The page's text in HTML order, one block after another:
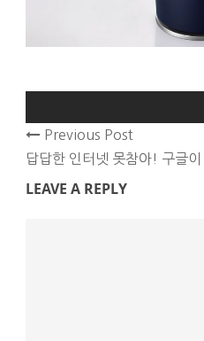
Previous Post
답답한 인터넷 못참아! 구글이
LEAVE A REPLY